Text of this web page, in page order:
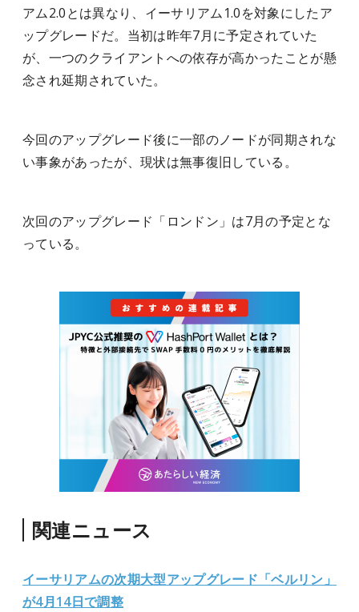
アム2.0とは異なり、イーサリアム1.0を対象にしたア
ップグレードだ。当初は昨年7月に予定されていた
が、一つのクライアントへの依存が高かったことが懸
念され延期されていた。
今回のアップグレード後に一部のノードが同期されな
い事象があったが、現状は無事復旧している。
次回のアップグレード「ロンドン」は7月の予定とな
っている。
関連ニュース
イーサリアムの次期大型アップグレード「ベルリン」
が4月14日で調整